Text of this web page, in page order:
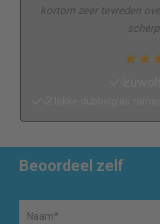
kortom zeer tevreden
Beoordeel zelf